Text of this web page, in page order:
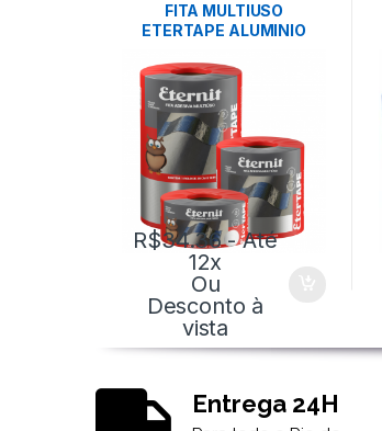
FITA MULTIUSO
ETERTAPE ALUMINIO
ETERNIT
R$34.36- Até
12x
Ou
Desconto à
vista
Entrega 24H